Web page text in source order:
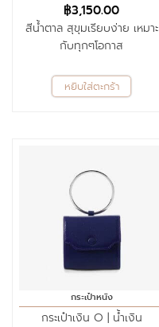
฿3,150.00
สีน้ำตาล สุขุมเรียบง่าย เหมาะ
กับทุกๆโอกาส
หยิบใส่ตะกร้า
กระเป๋าหนัง
กระเป๋าเงิน O | น้ำเงิน